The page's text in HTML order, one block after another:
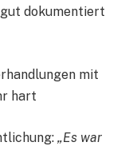
dokumentiert
mit
hart
„Es war